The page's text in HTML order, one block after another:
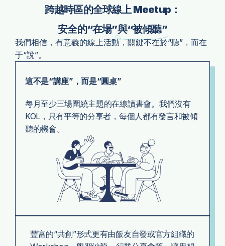
澳門
吉隆坡
紐約
珠海
法蘭克福
慕尼黑
跨越時區的全球線上 Meetup：
安全的“在場”與“被傾聽”
我們相信，有意義的線上活動，關鍵不在於“聽”，而在
于“說”。
這不是“講座”，而是“圓桌”
每月至少三場圍繞主題的在線讀書會。我們沒有
KOL，只有平等的分享者， 每個人都有發言和被傾
聽的機會。
豐富的“共創”形式更有由飯友自發或官方組織的